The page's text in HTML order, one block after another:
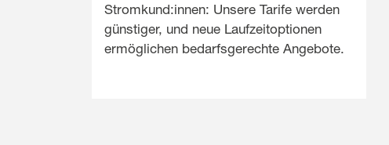
Stromkund:innen: Unsere Tarife werden
günstiger, und neue Laufzeitoptionen
ermöglichen bedarfsgerechte Angebote.